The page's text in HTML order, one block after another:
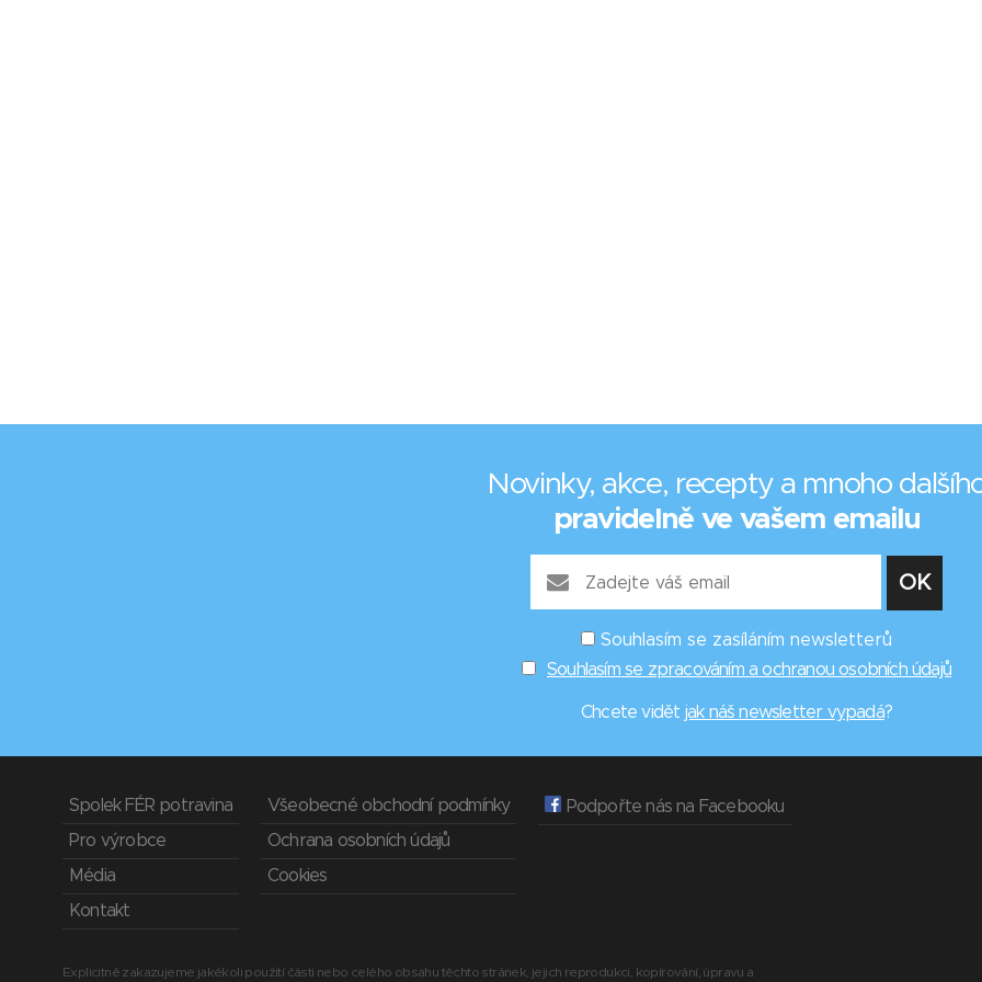
Novinky, akce, recepty a mnoho
pravidelně ve vašem emailu
Souhlasím se zasíláním newsletterů
Souhlasím se zpracováním a ochranou osobních údajů
Chcete vidět jak náš newsletter vypadá?
Spolek FÉR potravina
Pro výrobce
Média
Kontakt
Všeobecné obchodní podmínky
Ochrana osobních údajů
Cookies
Podpořte nás na Facebooku
Explicitně zakazujeme jakékoli použití části nebo celého obsahu těchto stránek, jejich reprodukci, kopírování, úpravu a